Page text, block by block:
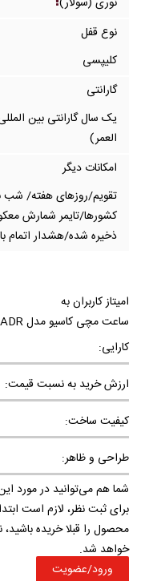
نوع قفل
کلیپسی
گارانتی
یک سال گارانتی بین
العمر)
امکانات دیگر
تقویم/روزهای هفته/ شب
کشورها/تایمر شمارش
ذخیره شده/هشدار اتمام
امیتاز کاربران به
ساعت مچی کاسیو مدل GST-B500D-1ADR کد GST-B500D-1ADR
کارایی:
ارزش خرید به نسبت قیمت:
کیفیت ساخت:
طراحی و ظاهر:
شما هم می‌توانید در مورد
برای ثبت نظر، لازم است
محصول را قبلا خریده
خواهد شد.
ورود/عضویت